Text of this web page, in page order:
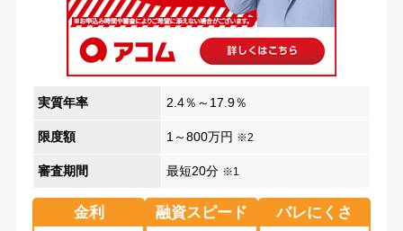
実質年率 2.4％～17.9％
限度額 1～800万円 ※2
審査期間 最短20分 ※1
金利 融資スピード バレにくさ